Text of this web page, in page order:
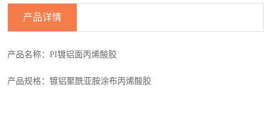
产品详情
产品名称：PI镀铝面丙烯酸胶
产品规格：镀铝聚酰亚胺涂布丙烯酸胶